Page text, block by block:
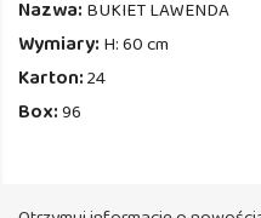
Nazwa: BUKIET LAWENDA
Wymiary: H: 60 cm
Karton:24
Box:96